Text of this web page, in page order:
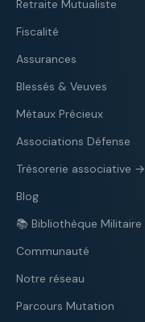
Retraite Mutualiste
Fiscalité
Assurances
Blessés & Veuves
Métaux Précieux
Associations Défense
Trésorerie associative →
Blog
📚 Bibliothèque Militaire
Communauté
Notre réseau
Parcours Mutation